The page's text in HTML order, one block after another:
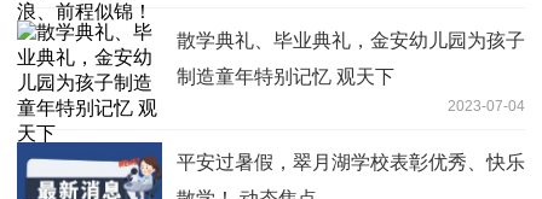
散学典礼、毕业典礼，金安幼儿园为孩子
制造童年特别记忆 观天下
2023-07-04
平安过暑假，翠月湖学校表彰优秀、快乐